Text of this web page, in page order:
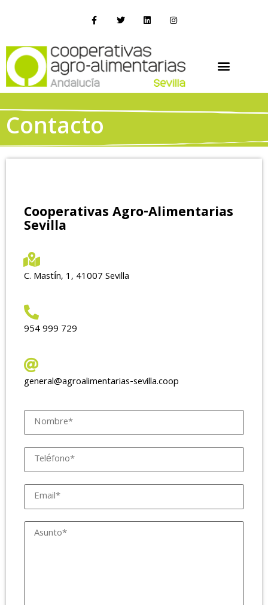
Contacto
Cooperativas Agro-Alimentarias
Sevilla
C. Mastín, 1, 41007 Sevilla
954 999 729
general@agroalimentarias-sevilla.coop